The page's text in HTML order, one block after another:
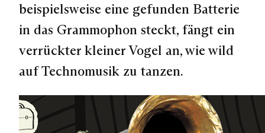
beispielsweise eine gefunden Batterie
in das Grammophon steckt, fängt ein
verrückter kleiner Vogel an, wie wild
auf Technomusik zu tanzen.